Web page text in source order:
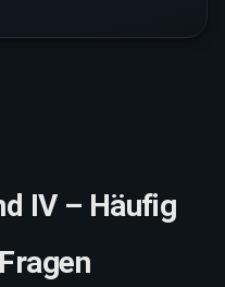
IV – Häufig